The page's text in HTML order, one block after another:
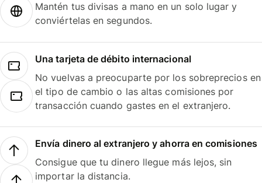
Mantén tus divisas a mano en un solo lugar y
conviértelas en segundos.
Una tarjeta de débito internacional
No vuelvas a preocuparte por los sobreprecios en
el tipo de cambio o las altas comisiones por
transacción cuando gastes en el extranjero.
Envía dinero al extranjero y ahorra en comisiones
Consigue que tu dinero llegue más lejos, sin
importar la distancia.